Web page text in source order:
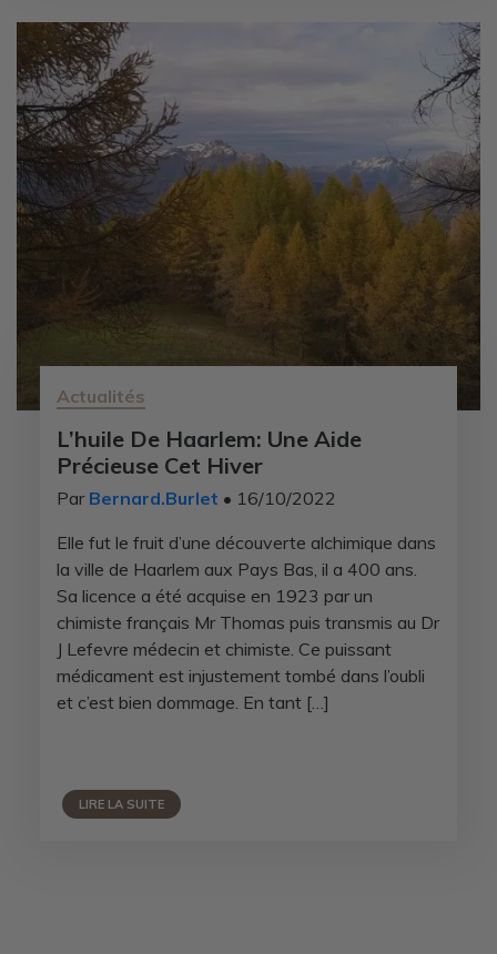
Actualités
L’huile De Haarlem: Une Aide
Précieuse Cet Hiver
Par Bernard.Burlet • 16/10/2022
Elle fut le fruit d’une découverte alchimique dans
la ville de Haarlem aux Pays Bas, il a 400 ans.
Sa licence a été acquise en 1923 par un
chimiste français Mr Thomas puis transmis au Dr
J Lefevre médecin et chimiste. Ce puissant
médicament est injustement tombé dans l’oubli
et c’est bien dommage. En tant […]
LIRE LA SUITE